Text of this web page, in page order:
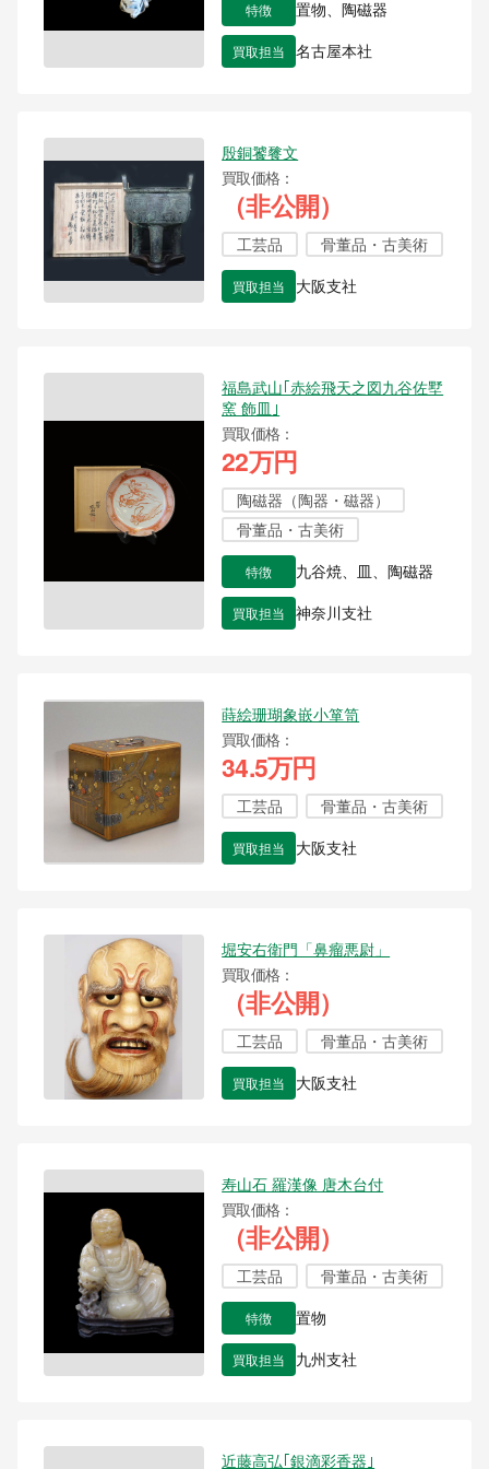
特徴 置物、陶磁器
買取担当 名古屋本社
殷銅饕餮文
買取価格
（非公開）
工芸品 骨董品・古美術
買取担当 大阪支社
福島武山｢赤絵飛天之図九谷佐墅
窯 飾皿｣
買取価格
22万円
陶磁器（陶器・磁器）
骨董品・古美術
特徴 九谷焼、皿、陶磁器
買取担当 神奈川支社
蒔絵珊瑚象嵌小箪笥
買取価格
34.5万円
工芸品 骨董品・古美術
買取担当 大阪支社
堀安右衛門「鼻瘤悪尉」
買取価格
（非公開）
工芸品 骨董品・古美術
買取担当 大阪支社
寿山石 羅漢像 唐木台付
買取価格
（非公開）
工芸品 骨董品・古美術
特徴 置物
買取担当 九州支社
近藤高弘｢銀滴彩香器｣